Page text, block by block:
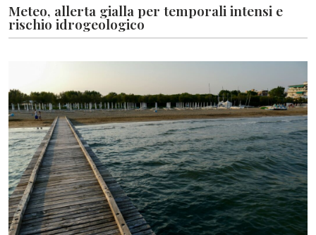
Meteo, allerta gialla per temporali intensi e
rischio idrogeologico